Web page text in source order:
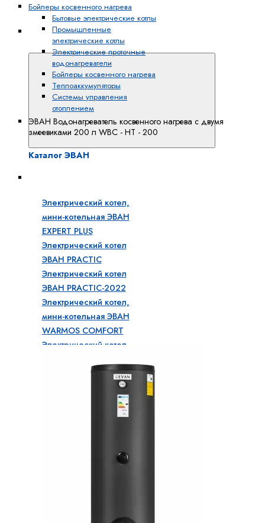
Каталог ЭВАН
Электрический котел,
мини-котельная ЭВАН
EXPERT PLUS
Электрический котел
ЭВАН PRACTIC
Электрический котел
ЭВАН PRACTIC-2022
Электрический котел,
мини-котельная ЭВАН
WARMOS COMFORT
Электрический котел
Электрический котел
Бойлеры косвенного нагрева
Бытовые электрические котлы
Промышленные
электрические котлы
Электрические проточные
водонагреватели
Бойлеры косвенного нагрева
Теплоаккумуляторы
Системы управления
отоплением
ЭВАН Водонагреватель косвенного нагрева с двумя
змеевиками 200 л WBС - HT - 200